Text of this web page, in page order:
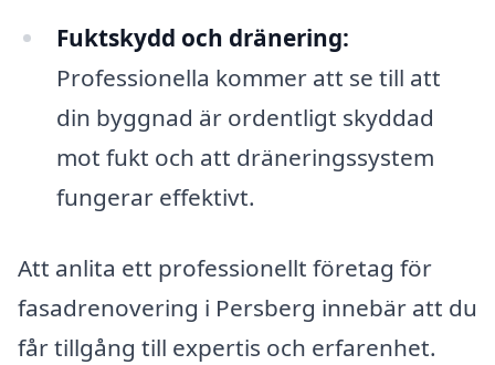
Fuktskydd och dränering:
Professionella kommer att se till att
din byggnad är ordentligt skyddad
mot fukt och att dräneringssystem
fungerar effektivt.
Att anlita ett professionellt företag för
fasadrenovering i Persberg innebär att du
får tillgång till expertis och erfarenhet.